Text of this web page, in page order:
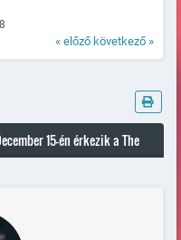
« előző következő »
15-én érkezik a The